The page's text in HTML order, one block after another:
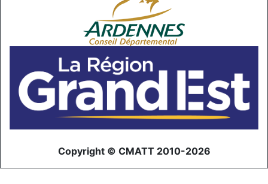
Copyright © CMATT 2010-2026